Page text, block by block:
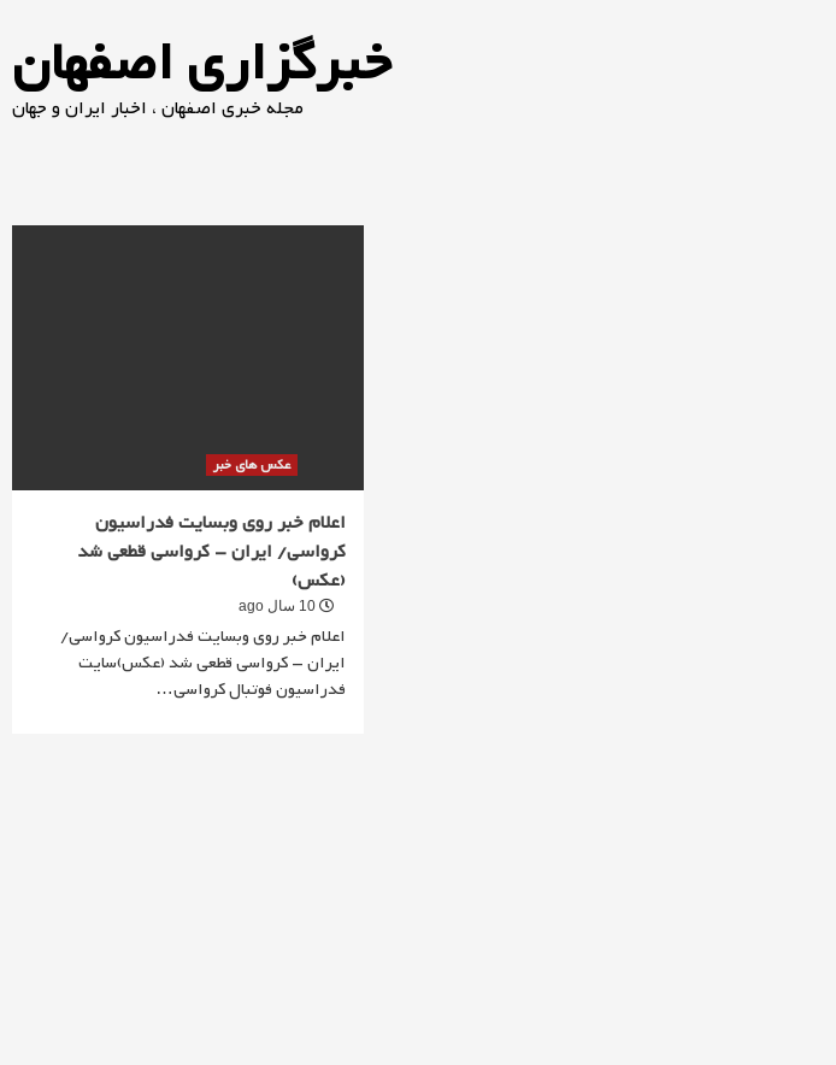
خبرگزاری اصفهان
مجله خبری اصفهان ، اخبار ایران و جهان
عکس های خبر
اعلام خبر روی وبسایت فدراسیون
کرواسی/ ایران – کرواسی قطعی شد
(عکس)
10 سال ago
اعلام خبر روی وبسایت فدراسیون کرواسی/
ایران – کرواسی قطعی شد (عکس)سایت
فدراسیون فوتبال کرواسی…